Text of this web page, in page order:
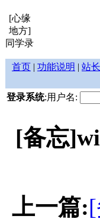
[心缘
地方]
同学录
首页 | 功能说明 | 站
登录系统:用户名:
[备忘
上一篇: